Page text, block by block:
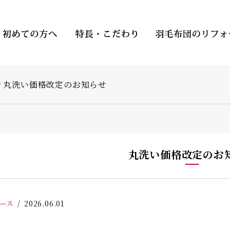
丸洗い価格改定のお知らせ
丸洗い価格改定のお
ス 2026.06.01